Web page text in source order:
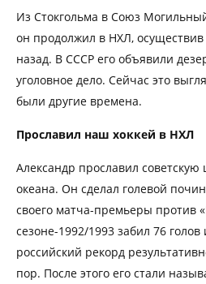
Из Стокгольма в Союз
он продолжил в НХЛ, осуществив
назад. В СССР его объявили
уголовное дело. Сейчас это
были другие времена.
Прославил наш хоккей в НХЛ
Александр прославил советскую
океана. Он сделал голевой
своего матча-премьеры против
сезоне-1992/1993 забил 76
российский рекорд
пор. После этого его стали